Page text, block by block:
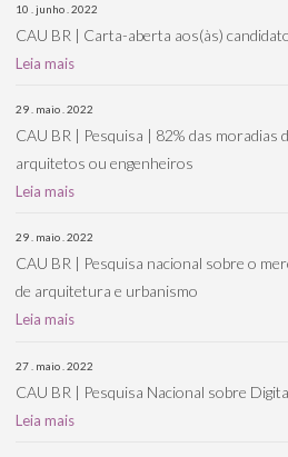
10 . junho . 2022
CAU BR | Carta-aberta aos(às)
Leia mais
29 . maio . 2022
CAU BR | Pesquisa | 82% das moradias
arquitetos ou engenheiros
Leia mais
29 . maio . 2022
CAU BR | Pesquisa nacional sobre o
de arquitetura e urbanismo
Leia mais
27 . maio . 2022
CAU BR | Pesquisa Nacional sobre
Leia mais